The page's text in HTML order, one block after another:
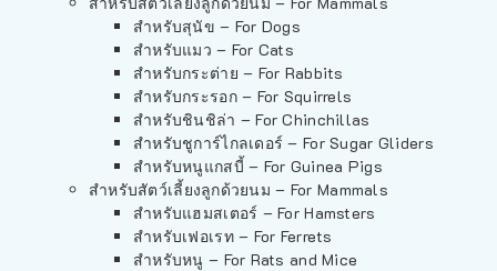
สำหรับสุนัข – For Dogs
สำหรับแมว – For Cats
สำหรับกระต่าย – For Rabbits
สำหรับกระรอก – For Squirrels
สำหรับชินชิล่า – For Chinchillas
สำหรับชูการ์ไกลเดอร์ – For Sugar Gliders
สำหรับหนูแกสบี้ – For Guinea Pigs
สำหรับสัตว์เลี้ยงลูกด้วยนม – For Mammals
สำหรับแฮมสเตอร์ – For Hamsters
สำหรับเฟอเรท – For Ferrets
สำหรับหนู – For Rats and Mice